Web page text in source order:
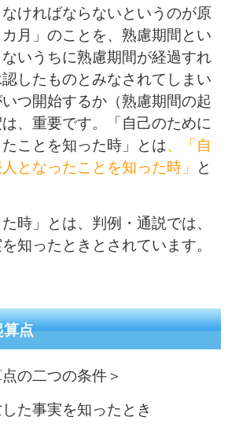
ければならないというのが原
月」のことを、熟慮期間とい
いうちに熟慮期間が経過すれ
したものとみなされてしまい
つ開始するか（熟慮期間の起
、重要です。「自己のために
ことを知った時」とは、「自
となったことを知った時」
と
時」とは、判例・通説では、
知ったときとされています。
算点
の二つの条件＞
た事実を知ったとき